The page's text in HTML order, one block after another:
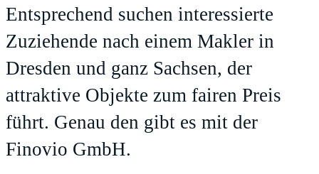
Entsprechend suchen interessierte
Zuziehende nach einem Makler in
Dresden und ganz Sachsen, der
attraktive Objekte zum fairen Preis
führt. Genau den gibt es mit der
Finovio GmbH.